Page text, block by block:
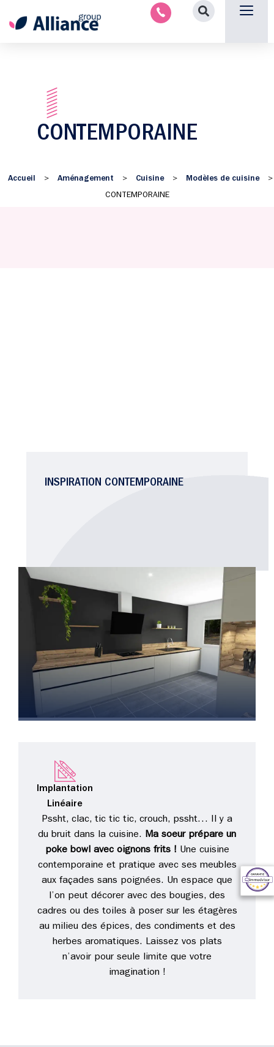
CONTEMPORAINE
Accueil > Aménagement > Cuisine > Modèles de cuisine >
CONTEMPORAINE
INSPIRATION CONTEMPORAINE
Implantation
Linéaire
Pssht, clac, tic tic tic, crouch, pssht… Il y a
du bruit dans la cuisine. Ma soeur prépare un
poke bowl avec oignons frits ! Une cuisine
contemporaine et pratique avec ses meubles
aux façades sans poignées. Un espace que
l’on peut décorer avec des bougies, des
cadres ou des toiles à poser sur les étagères
au milieu des épices, des condiments et des
herbes aromatiques. Laissez vos plats
n’avoir pour seule limite que votre
imagination !